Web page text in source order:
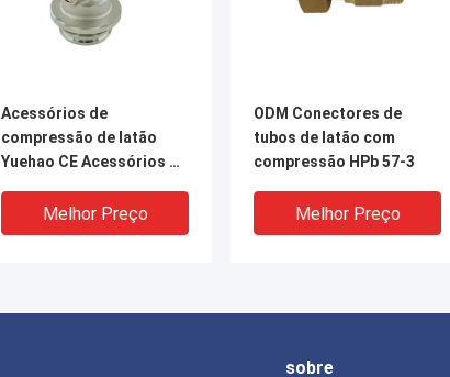
Acessórios de
compressão de latão
Yuehao CE Acessórios de
ConexãoMelhor Preço
ODM Conectores de
tubos de latão com
compressão HPb 57-3
Melhor Preço
sobre